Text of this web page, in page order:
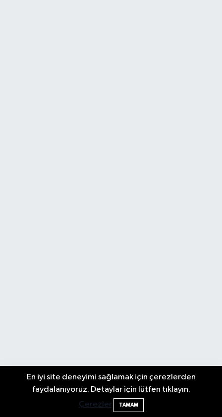
En iyi site deneyimi sağlamak için çerezlerden
faydalanıyoruz. Detaylar için lütfen tıklayın.
Çerezler
TAMAM
10:43 Bartın Sahillerinde 2 Ayda 271 Kişi
Ölümden Döndü